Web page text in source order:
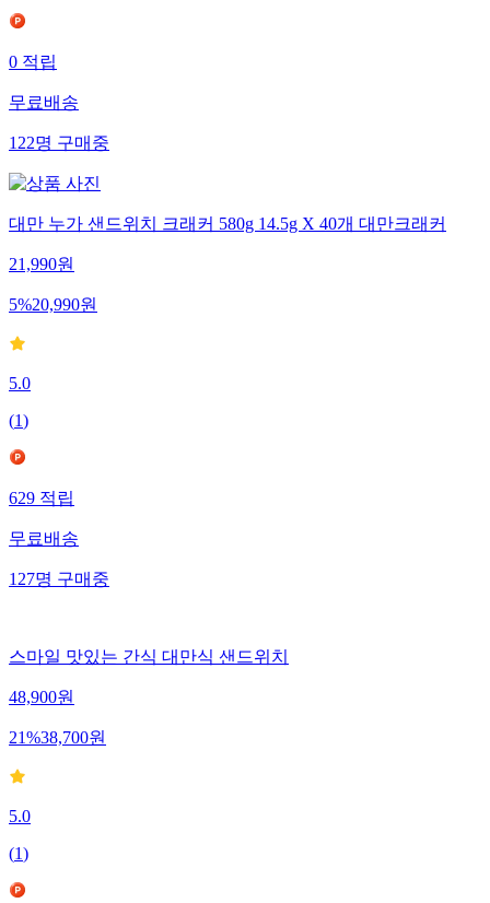
0적립
무료배송
122명구매중
대만 누가 샌드위치 크래커 580g 14.5g X 40개 대만크래커
21,990원
5%20,990원
5.0
(1)
629적립
무료배송
127명구매중
스마일 맛있는 간식 대만식 샌드위치
48,900원
21%38,700원
5.0
(1)